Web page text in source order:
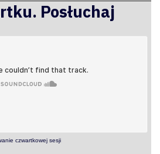
Posłuchaj
czwartkowej sesji